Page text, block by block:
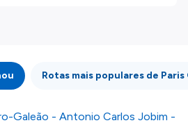
precisão da informação
verifique com atenção todas
do parceiro antes de
Para mais detalhes verifique
e Condições.
Rotas mais populares de Paris
Carlos Jobim -